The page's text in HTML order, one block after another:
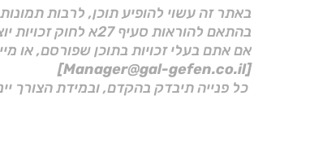
באתר זה עשוי להופיע תוכן, לרבות
בהתאם להוראות סעיף 27א לחוק זכויות יוצרים, התשס"ח–2007.
אם אתם בעלי זכויות בתוכן שפורסם, או
[Manager@gal-gefen.co.il]
כל פנייה תיבדק בהקדם, ובמידת הצורך